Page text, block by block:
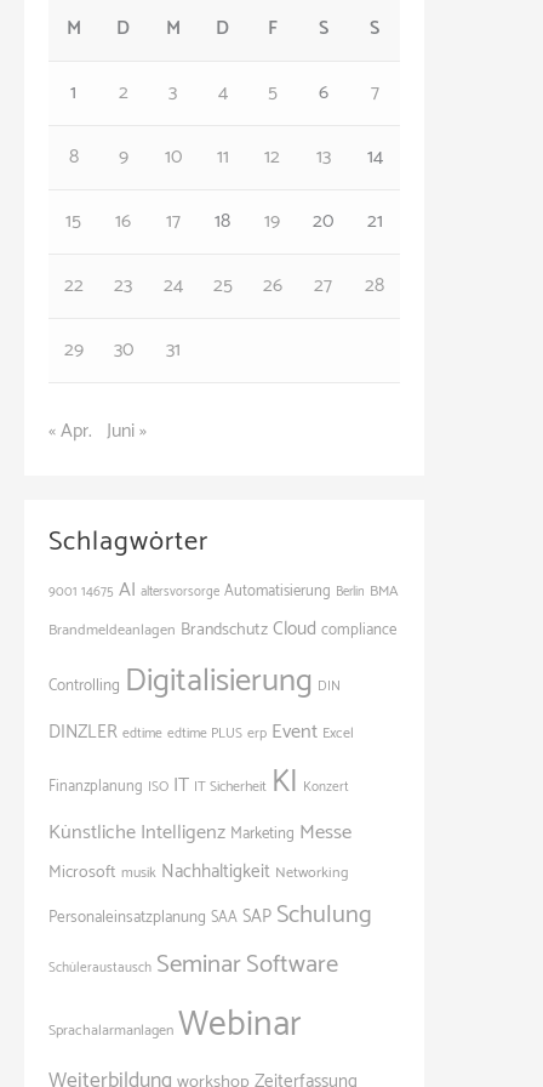
M
D M D F S
S
1
2 3 4 5 6
7
8
9 10 11 12 13
14
15
16 17 18 19 20
21
22
23 24 25 26 27
28
29
30 31
« Apr. Juni »
Schlagwörter
9001 14675 AI altersvorsorge Automatisierung Berlin BMA
Brandmeldeanlagen BrandschutzCloud compliance
Controlling Digitalisierung DIN
DINZLER edtime edtime PLUS erp Event Excel
Finanzplanung ISO IT IT Sicherheit KI Konzert
Künstliche Intelligenz Marketing Messe
Microsoft musik Nachhaltigkeit Networking
Personaleinsatzplanung SAASAP Schulung
Schüleraustausch SeminarSoftware
Sprachalarmanlagen Webinar